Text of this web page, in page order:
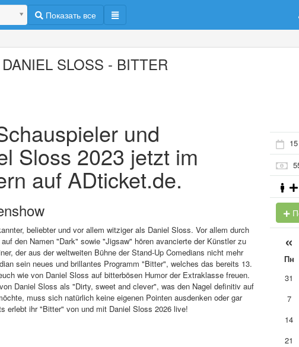
Показать все
DANIEL SLOSS - BITTER
und
Sloss 2023 jetzt im
auf ADticket.de.
beliebter und vor allem witziger als Daniel Sloss. Vor allem durch
den Namen "Dark" sowie "Jigsaw" hören avancierte der Künstler zu
der aus der weltweiten Bühne der Stand-Up Comedians nicht mehr
sein neues und brillantes Programm "Bitter", welches das bereits 13.
wie von Daniel Sloss auf bitterbösen Humor der Extraklasse freuen.
Daniel Sloss als "Dirty, sweet and clever", was den Nagel definitiv auf
muss sich natürlich keine eigenen Pointen ausdenken oder gar
erlebt ihr "Bitter" von und mit Daniel Sloss 2026 live!
«
Пн
31
7
14
21